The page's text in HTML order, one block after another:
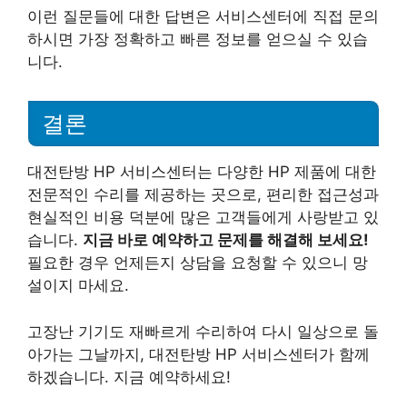
이런 질문들에 대한 답변은 서비스센터에 직접 문의
하시면 가장 정확하고 빠른 정보를 얻으실 수 있습
니다.
결론
대전탄방 HP 서비스센터는 다양한 HP 제품에 대한
전문적인 수리를 제공하는 곳으로, 편리한 접근성과
현실적인 비용 덕분에 많은 고객들에게 사랑받고 있
습니다. 지금 바로 예약하고 문제를 해결해 보세요!
필요한 경우 언제든지 상담을 요청할 수 있으니 망
설이지 마세요.
고장난 기기도 재빠르게 수리하여 다시 일상으로 돌
아가는 그날까지, 대전탄방 HP 서비스센터가 함께
하겠습니다. 지금 예약하세요!